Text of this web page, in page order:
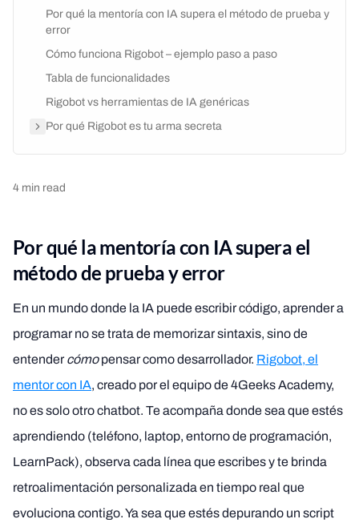
Por qué la mentoría con IA supera el método de prueba y
error
Cómo funciona Rigobot – ejemplo paso a paso
Tabla de funcionalidades
Rigobot vs herramientas de IA genéricas
Por qué Rigobot es tu arma secreta
4 min read
Por qué la mentoría con IA supera el
método de prueba y error
En un mundo donde la IA puede escribir código, aprender a
programar no se trata de memorizar sintaxis, sino de
entendercómopensar como desarrollador. Rigobot, el
mentor con IA, creado por el equipo de 4Geeks Academy,
no es solo otro chatbot. Te acompaña donde sea que estés
aprendiendo (teléfono, laptop, entorno de programación,
LearnPack), observa cada línea que escribes y te brinda
retroalimentación personalizada en tiempo real que
evoluciona contigo. Ya sea que estés depurando un script